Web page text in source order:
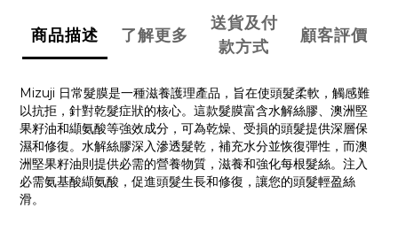
商品描述 了解更多
送貨及付
款方式
顧客評價
Mizuji 日常髮膜是一種滋養護理產品，旨在使頭髮柔軟，觸感難
以抗拒，針對乾髮症狀的核心。這款髮膜富含水解絲膠、澳洲堅
果籽油和纈氨酸等強效成分，可為乾燥、受損的頭髮提供深層保
濕和修復。水解絲膠深入滲透髮乾，補充水分並恢復彈性，而澳
洲堅果籽油則提供必需的營養物質，滋養和強化每根髮絲。注入
必需氨基酸纈氨酸，促進頭髮生長和修復，讓您的頭髮輕盈絲
滑。